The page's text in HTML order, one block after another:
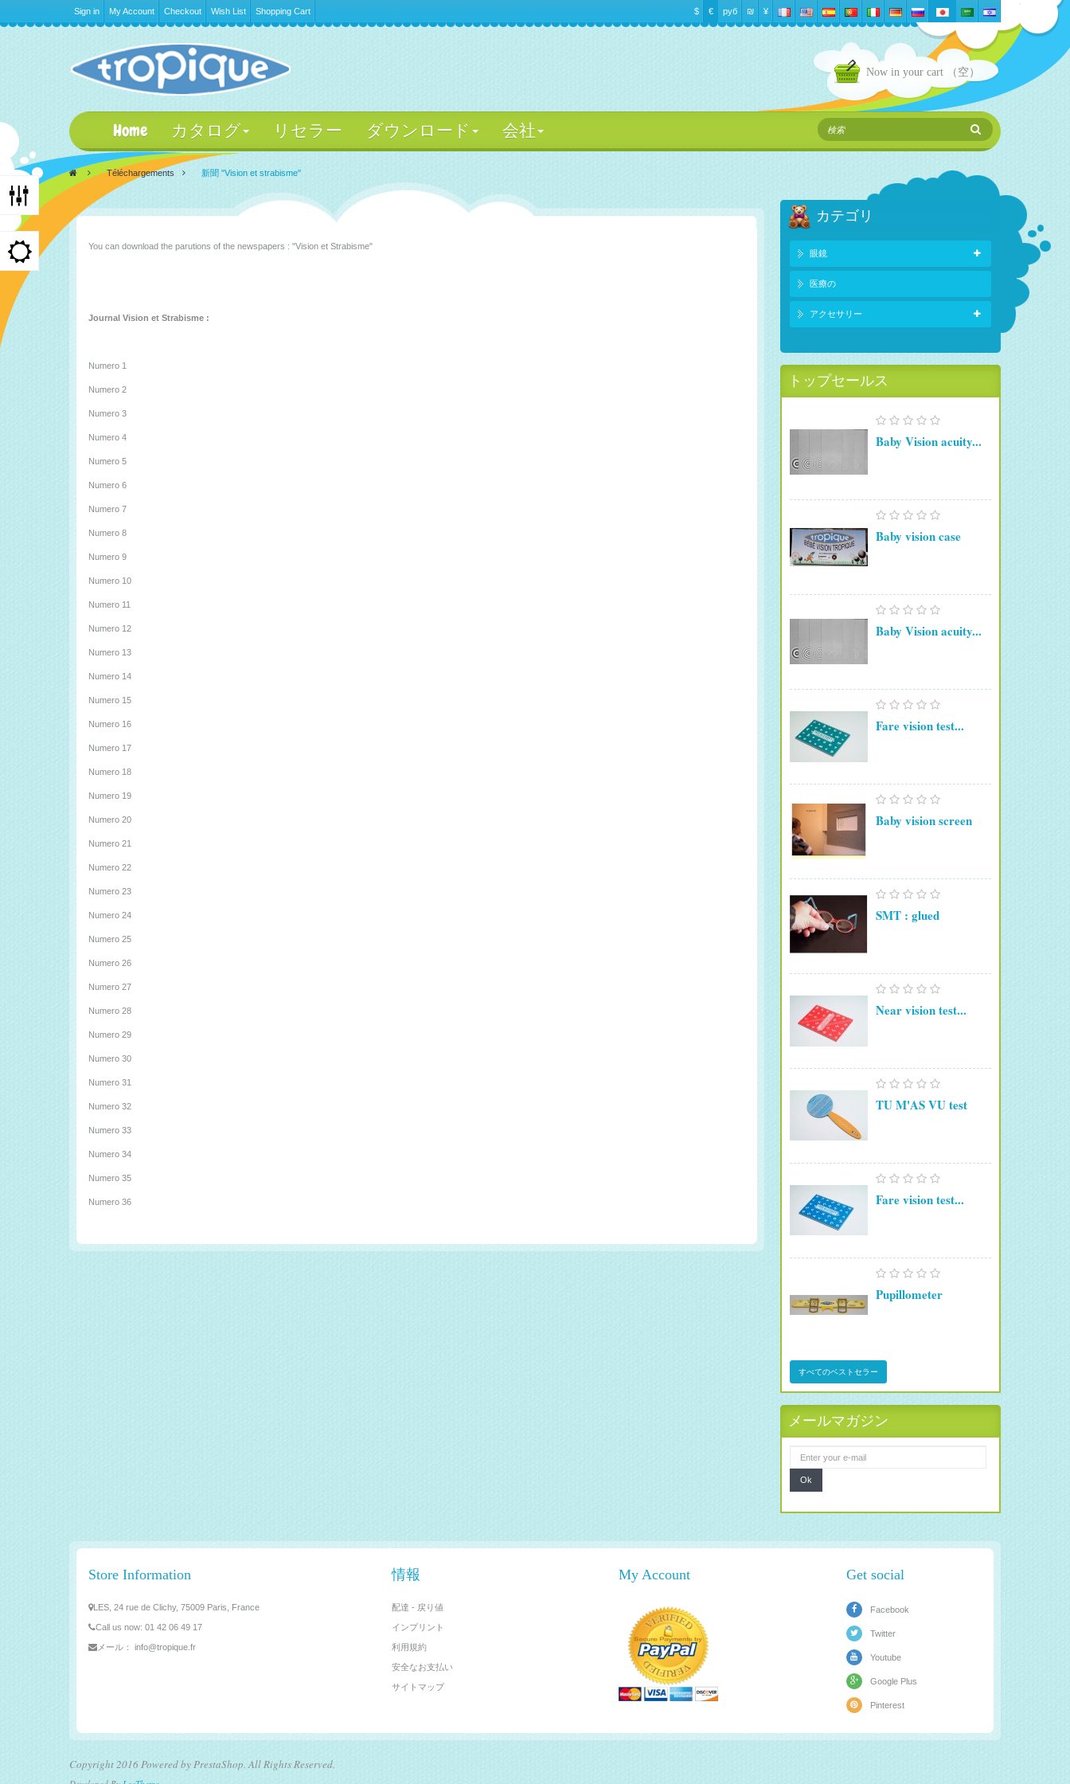
$ € руб ₪‎ ¥
Sign in My Account Checkout Wish List Shopping Cart
Now in your cart （空）
Home カタログ リセラー ダウンロード 会社
> Téléchargements > 新聞 "Vision et strabisme"
You can download the parutions of the newspapers : "Vision et Strabisme"
Journal Vision et Strabisme :
Numero 1
Numero 2
Numero 3
Numero 4
Numero 5
Numero 6
Numero 7
Numero 8
Numero 9
Numero 10
Numero 11
Numero 12
Numero 13
Numero 14
Numero 15
Numero 16
Numero 17
Numero 18
Numero 19
Numero 20
Numero 21
Numero 22
Numero 23
Numero 24
Numero 25
Numero 26
Numero 27
Numero 28
Numero 29
Numero 30
Numero 31
Numero 32
Numero 33
Numero 34
Numero 35
Numero 36
カテゴリ
眼鏡
医療の
アクセサリー
トップセールス
Baby Vision acuity...
Baby vision case
Baby Vision acuity...
Fare vision test...
Baby vision screen
SMT : glued
Near vision test...
TU M'AS VU test
Fare vision test...
Pupillometer
すべてのベストセラー
メールマガジン
Ok
Store Information
LES, 24 rue de Clichy, 75009 Paris, France
Call us now: 01 42 06 49 17
メール： info@tropique.fr
情報
配達 - 戻り値
インプリント
利用規約
安全なお支払い
サイトマップ
My Account Get social
Facebook
Twitter
Youtube
Google Plus
Pinterest
Copyright 2016 Powered by PrestaShop. All Rights Reserved.